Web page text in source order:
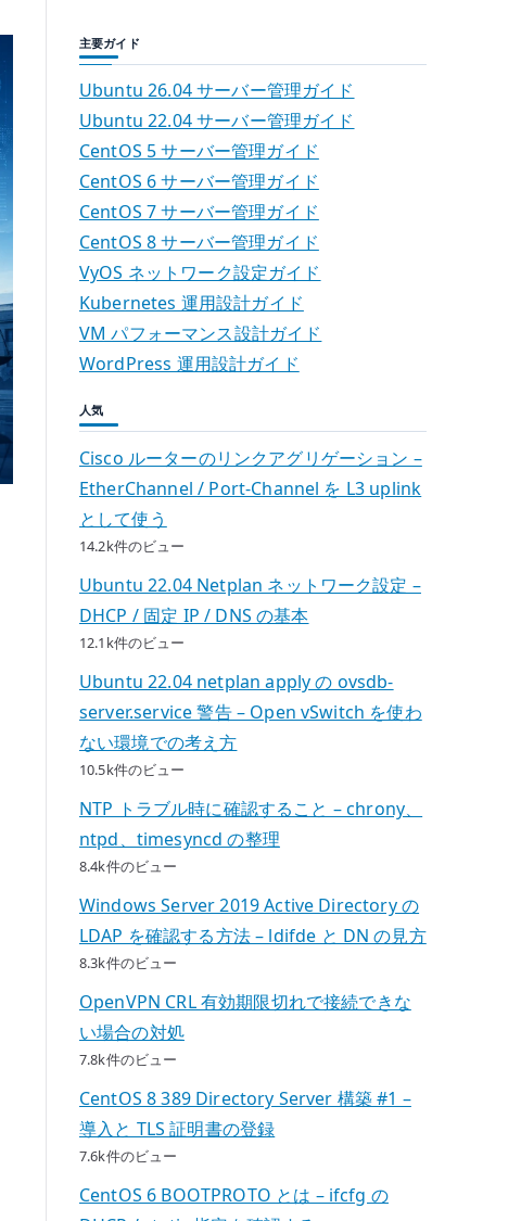
主要ガイド
Ubuntu 26.04 サーバー管理ガイド
Ubuntu 22.04 サーバー管理ガイド
CentOS 5 サーバー管理ガイド
CentOS 6 サーバー管理ガイド
CentOS 7 サーバー管理ガイド
CentOS 8 サーバー管理ガイド
VyOS ネットワーク設定ガイド
Kubernetes 運用設計ガイド
VM パフォーマンス設計ガイド
WordPress 運用設計ガイド
人気
Cisco ルーターのリンクアグリゲーション –
EtherChannel / Port-Channel を L3 uplink
として使う
14.2k件のビュー
Ubuntu 22.04 Netplan ネットワーク設定 –
DHCP / 固定 IP / DNS の基本
12.1k件のビュー
Ubuntu 22.04 netplan apply の ovsdb-
server.service 警告 – Open vSwitch を使わ
ない環境での考え方
10.5k件のビュー
NTP トラブル時に確認すること – chrony、
ntpd、timesyncd の整理
8.4k件のビュー
Windows Server 2019 Active Directory の
LDAP を確認する方法 – ldifde と DN の見方
8.3k件のビュー
OpenVPN CRL 有効期限切れで接続できな
い場合の対処
7.8k件のビュー
CentOS 8 389 Directory Server 構築 #1 –
導入と TLS 証明書の登録
7.6k件のビュー
CentOS 6 BOOTPROTO とは – ifcfg の